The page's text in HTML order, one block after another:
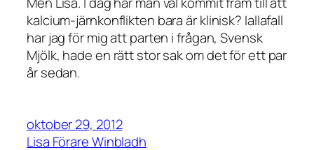
kalcium-järnkonflikten bara är klinisk? Iallafall
har jag för mig att parten i frågan, Svensk
Mjölk, hade en rätt stor sak om det för ett par
år sedan.
oktober 29, 2012
Lisa Förare Winbladh